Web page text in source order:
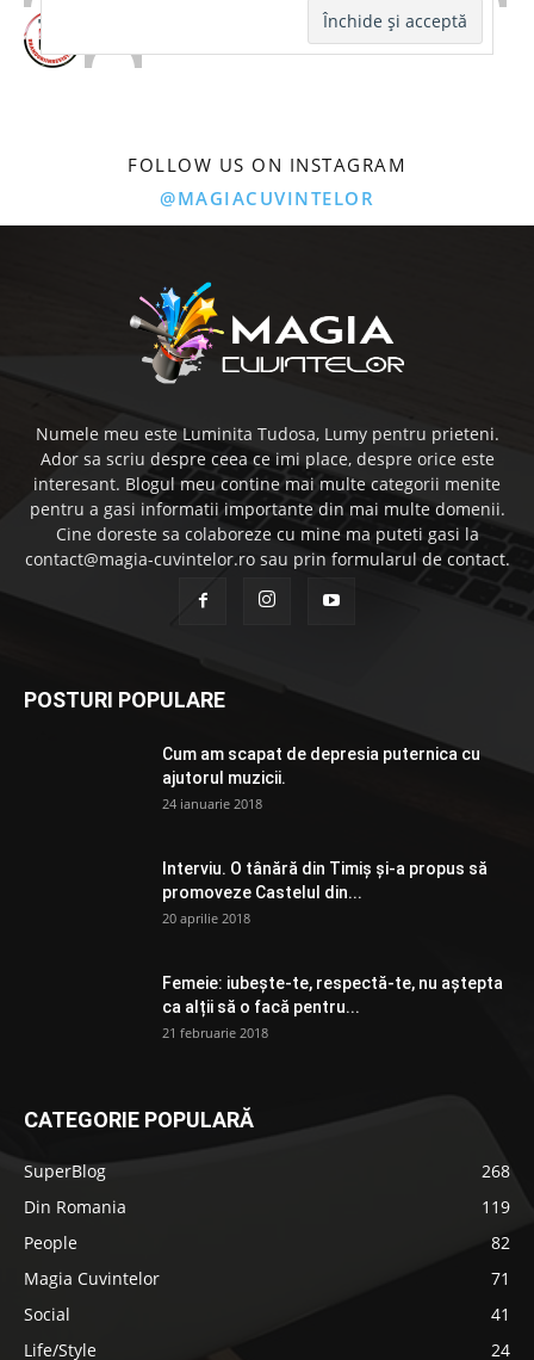
FOLLOW US ON INSTAGRAM
@MAGIACUVINTELOR
Numele meu este Luminita Tudosa, Lumy pentru prieteni.
Ador sa scriu despre ceea ce imi place, despre orice este
interesant. Blogul meu contine mai multe categorii menite
pentru a gasi informatii importante din mai multe domenii.
Cine doreste sa colaboreze cu mine ma puteti gasi la
contact@magia-cuvintelor.ro sau prin formularul de contact.
POSTURI POPULARE
Cum am scapat de depresia puternica cu
ajutorul muzicii.
24 ianuarie 2018
Interviu. O tânără din Timiș și-a propus să
promoveze Castelul din...
20 aprilie 2018
Femeie: iubește-te, respectă-te, nu aștepta
ca alții să o facă pentru...
21 februarie 2018
CATEGORIE POPULARĂ
SuperBlog
268
Din Romania
119
People
82
Magia Cuvintelor
71
Social
41
Life/Style
24